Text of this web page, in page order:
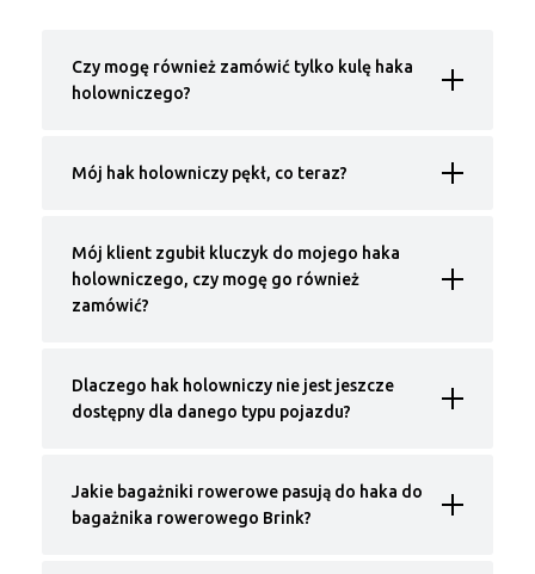
Czy mogę również zamówić tylko kulę haka
holowniczego?
Mój hak holowniczy pękł, co teraz?
Mój klient zgubił kluczyk do mojego haka
holowniczego, czy mogę go również
zamówić?
Dlaczego hak holowniczy nie jest jeszcze
dostępny dla danego typu pojazdu?
Jakie bagażniki rowerowe pasują do haka do
bagażnika rowerowego Brink?